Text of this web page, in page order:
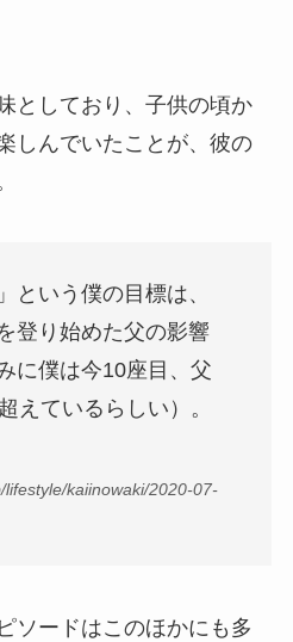
としており、子供の頃か
しんでいたことが、彼の
という僕の目標は、
登り始めた父の影響
に僕は今10座目、父
えているらしい）。
kaiinowaki/2020-07-
ソードはこのほかにも多